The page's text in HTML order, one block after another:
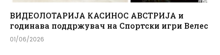
ВИДЕОЛОТАРИЈА КАСИНОС АВСТРИЈА и
годинава поддржувач на Спортски игри Велес
01/06/2026